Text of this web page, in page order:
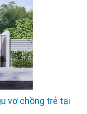
vợ chồng trẻ tại